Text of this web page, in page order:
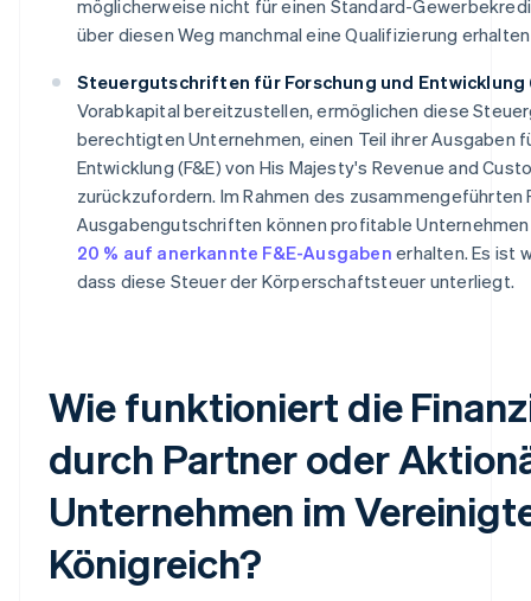
möglicherweise nicht für einen Standard-
über diesen Weg manchmal eine Qualifizierung
Steuergutschriften für Forschung und Entwicklung
Vorabkapital bereitzustellen, ermöglichen diese
berechtigten Unternehmen, einen Teil ihrer Ausgaben
Entwicklung (F&E) von His Majesty's Revenue and
zurückzufordern. Im Rahmen des zusammengeführten
Ausgabengutschriften können profitable
20 % auf anerkannte F&E-Ausgaben erhalten. Es ist
dass diese Steuer der Körperschaftsteuer unterliegt.
Wie funktioniert die
durch Partner oder
Unternehmen im
Königreich?